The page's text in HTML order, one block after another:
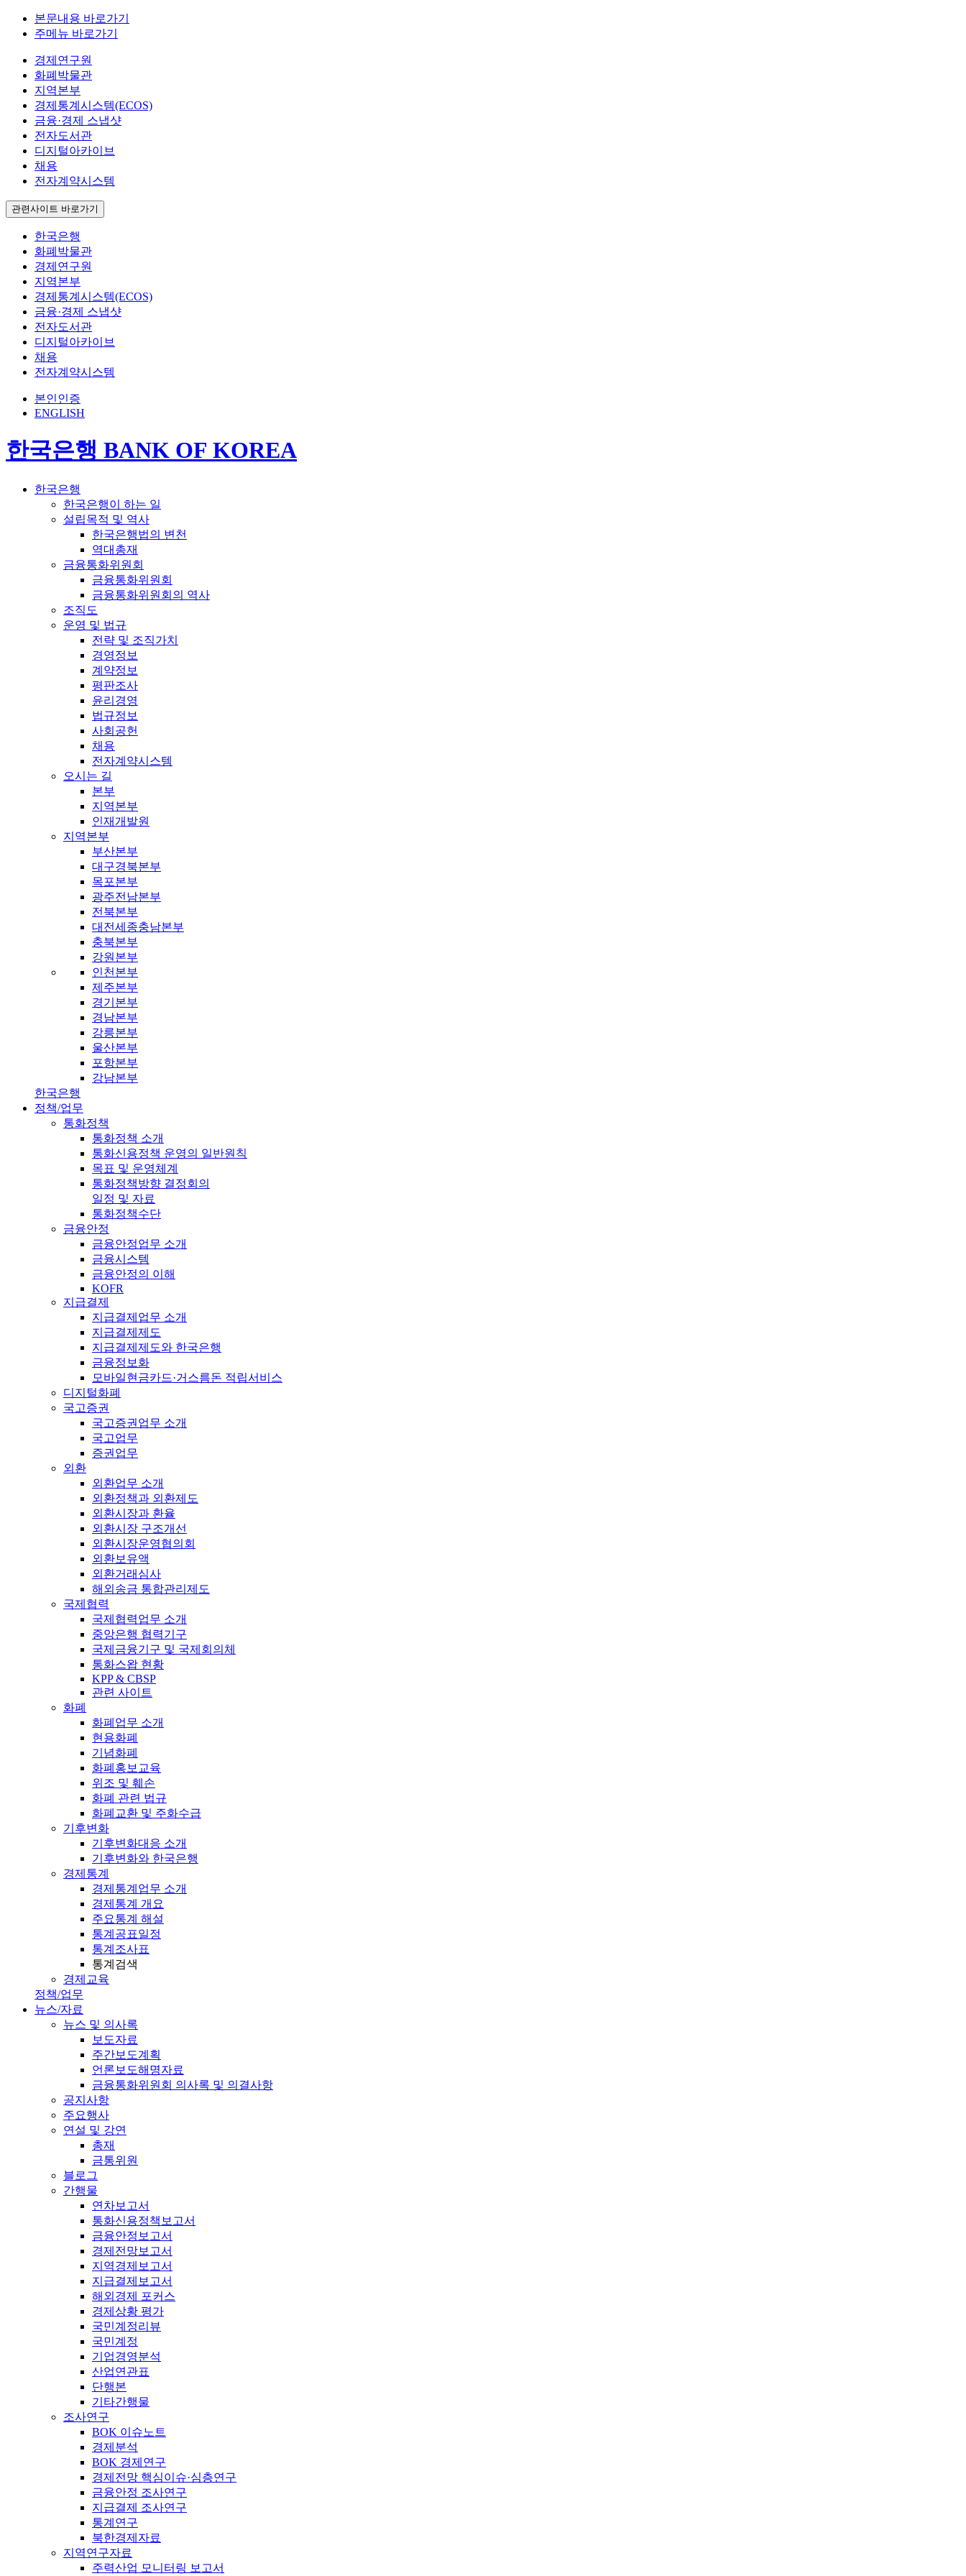
본문내용 바로가기
주메뉴 바로가기
경제연구원
화폐박물관
지역본부
경제통계시스템(ECOS)
금융·경제 스냅샷
전자도서관
디지털아카이브
채용
전자계약시스템
관련사이트 바로가기
한국은행
화폐박물관
경제연구원
지역본부
경제통계시스템(ECOS)
금융·경제 스냅샷
전자도서관
디지털아카이브
채용
전자계약시스템
본인인증
ENGLISH
한국은행 BANK OF KOREA
한국은행
한국은행이 하는 일
설립목적 및 역사
한국은행법의 변천
역대총재
금융통화위원회
금융통화위원회
금융통화위원회의 역사
조직도
운영 및 법규
전략 및 조직가치
경영정보
계약정보
평판조사
윤리경영
법규정보
사회공헌
채용
전자계약시스템
오시는 길
본부
지역본부
인재개발원
지역본부
부산본부
대구경북본부
목포본부
광주전남본부
전북본부
대전세종충남본부
충북본부
강원본부
인천본부
제주본부
경기본부
경남본부
강릉본부
울산본부
포항본부
강남본부
한국은행
정책/업무
통화정책
통화정책 소개
통화신용정책 운영의 일반원칙
목표 및 운영체계
통화정책방향 결정회의
일정 및 자료
통화정책수단
금융안정
금융안정업무 소개
금융시스템
금융안정의 이해
KOFR
지급결제
지급결제업무 소개
지급결제제도
지급결제제도와 한국은행
금융정보화
모바일현금카드·거스름돈 적립서비스
디지털화폐
국고증권
국고증권업무 소개
국고업무
증권업무
외환
외환업무 소개
외환정책과 외환제도
외환시장과 환율
외환시장 구조개선
외환시장운영협의회
외환보유액
외환거래심사
해외송금 통합관리제도
국제협력
국제협력업무 소개
중앙은행 협력기구
국제금융기구 및 국제회의체
통화스왑 현황
KPP & CBSP
관련 사이트
화폐
화폐업무 소개
현용화폐
기념화폐
화폐홍보교육
위조 및 훼손
화폐 관련 법규
화폐교환 및 주화수급
기후변화
기후변화대응 소개
기후변화와 한국은행
경제통계
경제통계업무 소개
경제통계 개요
주요통계 해설
통계공표일정
통계조사표
통계검색
경제교육
정책/업무
뉴스/자료
뉴스 및 의사록
보도자료
주간보도계획
언론보도해명자료
금융통화위원회 의사록 및 의결사항
공지사항
주요행사
연설 및 강연
총재
금통위원
블로그
간행물
연차보고서
통화신용정책보고서
금융안정보고서
경제전망보고서
지역경제보고서
지급결제보고서
해외경제 포커스
경제상황 평가
국민계정리뷰
국민계정
기업경영분석
산업연관표
단행본
기타간행물
조사연구
BOK 이슈노트
경제분석
BOK 경제연구
경제전망 핵심이슈·심층연구
금융안정 조사연구
지급결제 조사연구
통계연구
북한경제자료
지역연구자료
주력산업 모니터링 보고서